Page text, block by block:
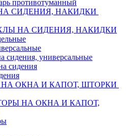
противотуманный
СИДЕНИЯ, НАКИДКИ
НА СИДЕНИЯ, НАКИДКИ
сидения, универсальные
сидения
ОКНА И КАПОТ, ШТОРКИ
НА ОКНА И КАПОТ,